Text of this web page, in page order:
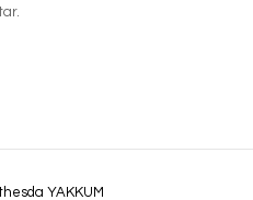
YAKKUM